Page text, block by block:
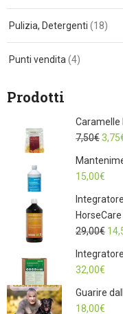
Pulizia, Detergenti (18)
Punti vendita (4)
Prodotti
Caramelle
7,50€Il
3,75
15,00€
HorseCare
29,00€ Il
32,00€
Guarire
18,00€